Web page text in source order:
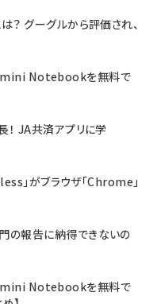
？ グーグルから評価され、
Notebookを無料で
！ JA共済アプリに学
」がブラウザ「Chrome」
の報告に納得できないの
Notebookを無料で